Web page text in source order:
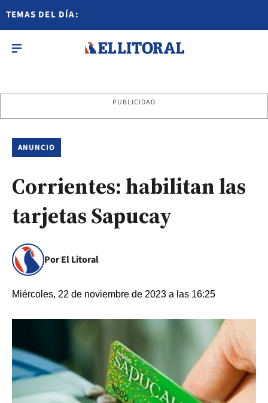
TEMAS DEL DÍA:
PUBLICIDAD
ANUNCIO
Corrientes: habilitan las
tarjetas Sapucay
Por El Litoral
Miércoles, 22 de noviembre de 2023 a las 16:25